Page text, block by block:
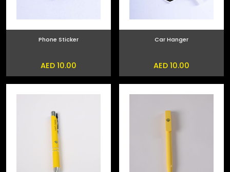
Car Hanger
AED 10.00
Phone Sticker
AED 10.00